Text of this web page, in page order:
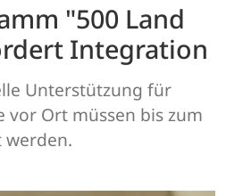
"500 Land
Integration
Unterstützung für
Ort müssen bis zum
werden.